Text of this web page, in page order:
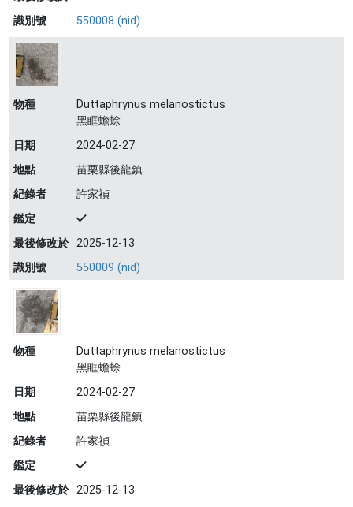
識別號
550008 (nid)
物種
Duttaphrynus melanostictus
黑眶蟾蜍
日期
2024-02-27
地點
苗栗縣後龍鎮
紀錄者
許家禎
鑑定
最後修改於 2025-12-13
識別號
550009 (nid)
物種
Duttaphrynus melanostictus
黑眶蟾蜍
日期
2024-02-27
地點
苗栗縣後龍鎮
紀錄者
許家禎
鑑定
最後修改於 2025-12-13